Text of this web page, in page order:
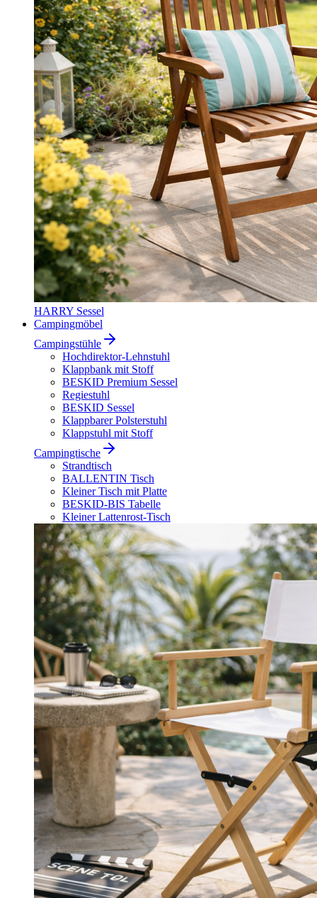
HARRY Sessel
Campingmöbel
Campingstühle
Hochdirektor-Lehnstuhl
Klappbank mit Stoff
BESKID Premium Sessel
Regiestuhl
BESKID Sessel
Klappbarer Polsterstuhl
Klappstuhl mit Stoff
Campingtische
Strandtisch
BALLENTIN Tisch
Kleiner Tisch mit Platte
BESKID-BIS Tabelle
Kleiner Lattenrost-Tisch